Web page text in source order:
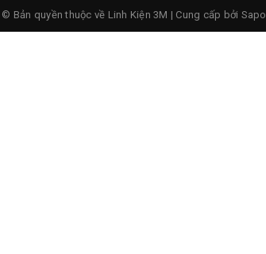
© Bản quyền thuộc về Linh Kiện 3M | Cung cấp bởi Sapo